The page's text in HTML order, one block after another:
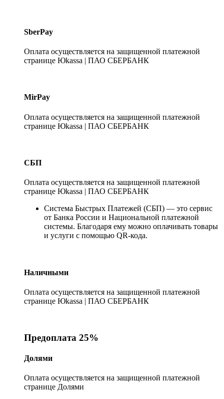
SberPay
Оплата осуществляется на защищенной платежной
странице Юkassa | ПАО СБЕРБАНК
MirPay
Оплата осуществляется на защищенной платежной
странице Юkassa | ПАО СБЕРБАНК
СБП
Оплата осуществляется на защищенной платежной
странице Юkassa | ПАО СБЕРБАНК
Система Быстрых Платежей (СБП) — это сервис
от Банка России и Национальной платежной
системы. Благодаря ему можно оплачивать товары
и услуги с помощью QR-кода.
Наличными
Оплата осуществляется на защищенной платежной
странице Юkassa | ПАО СБЕРБАНК
Предоплата 25%
Долями
Оплата осуществляется на защищенной платежной
странице Долями